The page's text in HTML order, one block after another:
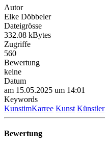
Autor
Elke Döbbeler
Dateigrösse
332.08 kBytes
Zugriffe
560
Bewertung
keine
Datum
am 15.05.2025 um 14:01
Keywords
KunstimKarree Kunst Künstler
Bewertung